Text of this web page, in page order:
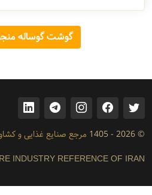
سابقه
شرکت
گوشت گوساله
© 2026 - 1405 مرجع صنایع غذایی و
INDUSTRY REFERENCE OF IRAN